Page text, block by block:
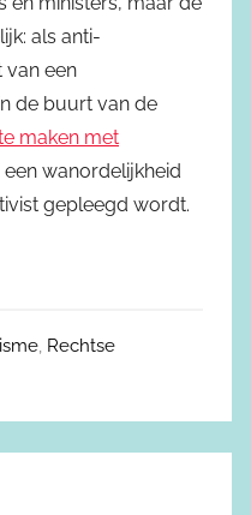
als anti-
van een
de buurt van de
maken met
een wanordelijkheid
gepleegd wordt.
, Rechtse